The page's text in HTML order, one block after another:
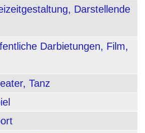
Darstellende
Darbietungen, Film,
Tanz